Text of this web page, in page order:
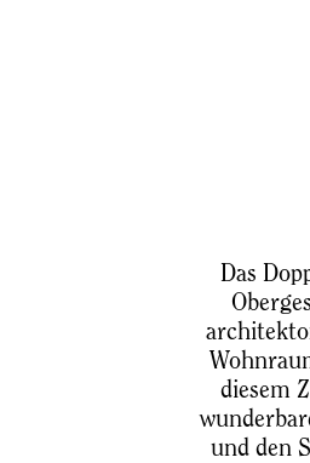
Das
diesem
und den